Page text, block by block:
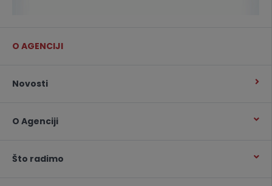
O AGENCIJI
Novosti
O Agenciji
Što radimo